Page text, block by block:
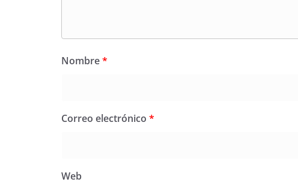
Nombre*
Correo electrónico *
Web